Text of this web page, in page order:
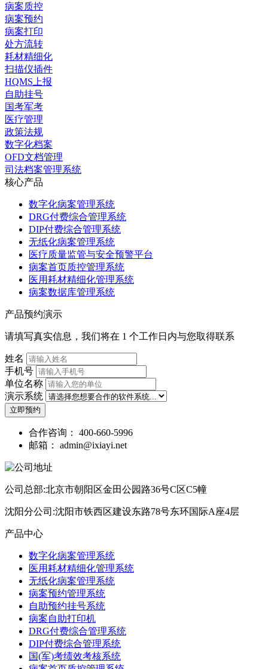
病案质控
病案预约
病案打印
处方流转
耗材精细化
扫描仪插件
HQMS上报
自助挂号
国考军考
医疗管理
政策法规
数字化档案
OFD文档管理
司法档案管理系统
核心产品
数字化病案管理系统
DRG付费综合管理系统
DIP付费综合管理系统
无纸化病案管理系统
医疗质量监管与安全预警平台
病案首页质控管理系统
医用耗材精细化管理系统
病案数据库管理系统
产品预约演示
请填写真实信息，我们将在 1 个工作日内与您取得联系
姓名
手机号
单位名称
演示系统
立即预约
合作咨询： 400-660-5996
邮箱： admin@ixiayi.net
公司总部:北京市朝阳区金田公园路36号C区C5幢
沈阳分公司:沈阳市铁西区建设东路78号东环国际A座4层
产品中心
数字化病案管理系统
医用耗材精细化管理系统
无纸化病案管理系统
病案预约管理系统
自助预约挂号系统
病案自助打印机
DRG付费综合管理系统
DIP付费综合管理系统
国(军)考绩效考核系统